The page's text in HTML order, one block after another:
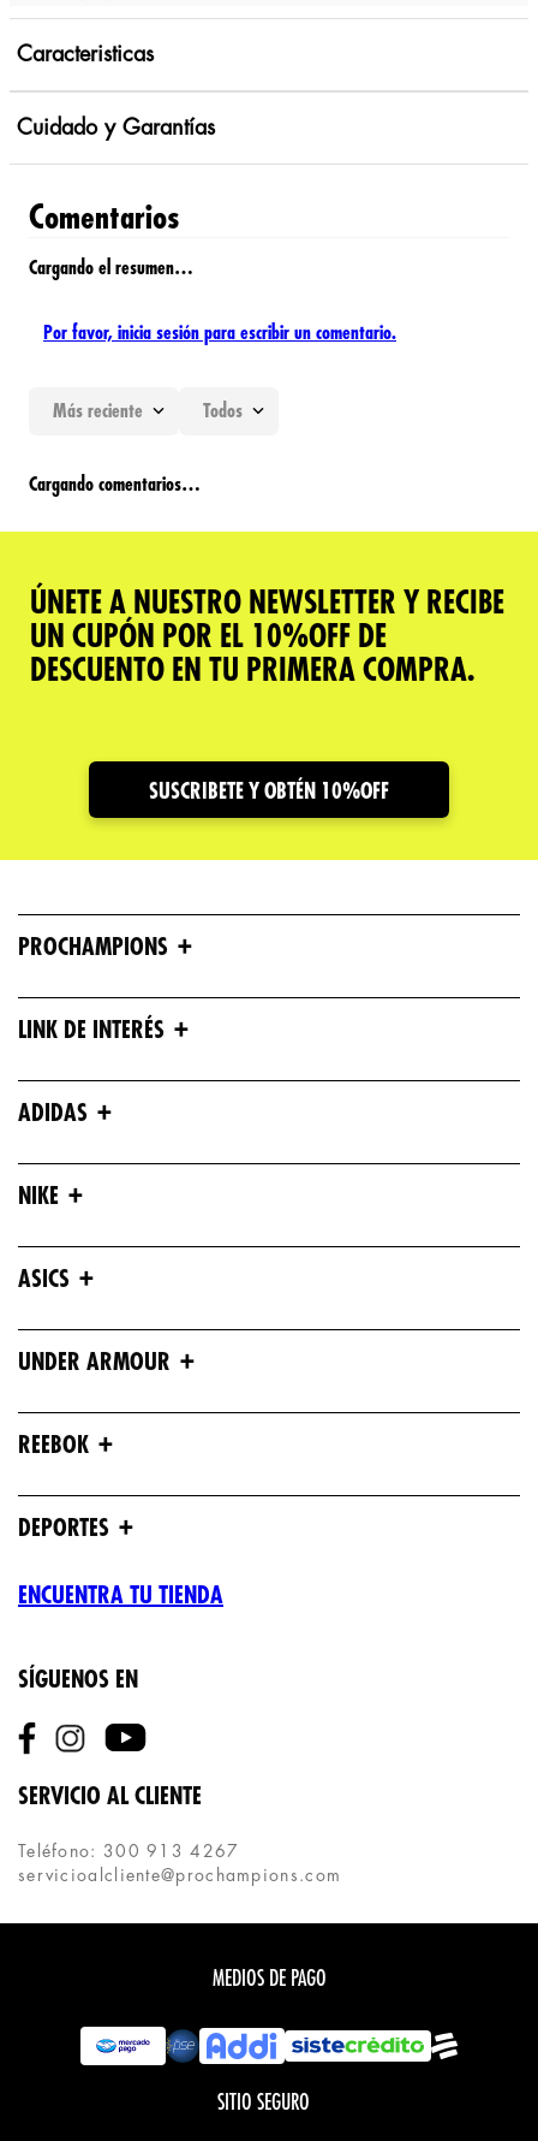
Caracteristicas
Cuidado y Garantías
Comentarios
Cargando el resumen…
Por favor, inicia sesión para escribir un comentario.
Más reciente Todos
Cargando comentarios…
ÚNETE A NUESTRO NEWSLETTER Y RECIBE
UN CUPÓN POR EL 10%OFF DE
DESCUENTO EN TU PRIMERA COMPRA.
SUSCRIBETE Y OBTÉN 10%OFF
PROCHAMPIONS +
LINK DE INTERÉS +
ADIDAS +
NIKE +
ASICS +
UNDER ARMOUR +
REEBOK +
DEPORTES +
ENCUENTRA TU TIENDA
SÍGUENOS EN
SERVICIO AL CLIENTE
Teléfono: 300 913 4267
servicioalcliente@prochampions.com
MEDIOS DE PAGO
SITIO SEGURO